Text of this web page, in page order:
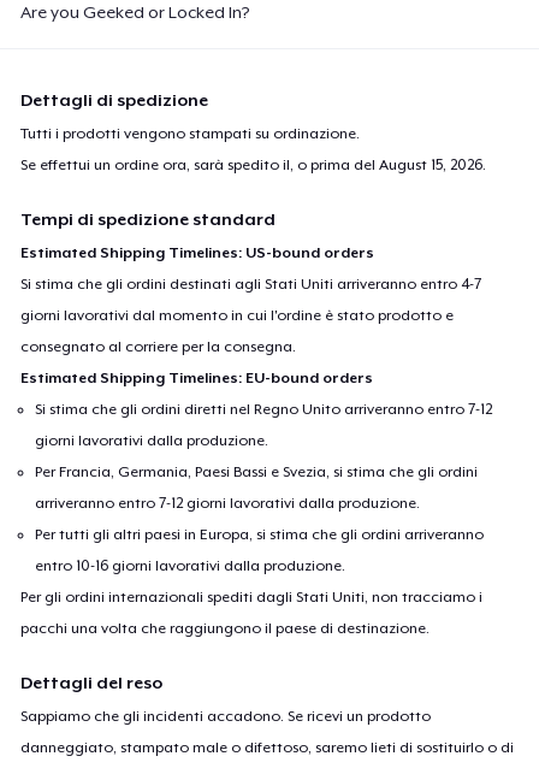
Are you Geeked or Locked In?
Dettagli di spedizione
Tutti i prodotti vengono stampati su ordinazione.
Se effettui un ordine ora, sarà spedito il, o prima delAugust 15, 2026
Tempi di spedizione standard
Estimated Shipping Timelines: US-bound orders
Si stima che gli ordini destinati agli Stati Uniti arriveranno entro 4-7
giorni lavorativi dal momento in cui l'ordine è stato prodotto e
consegnato al corriere per la consegna.
Estimated Shipping Timelines: EU-bound orders
Si stima che gli ordini diretti nel Regno Unito arriveranno entro 7-12
giorni lavorativi dalla produzione.
Per Francia, Germania, Paesi Bassi e Svezia, si stima che gli ordini
arriveranno entro 7-12 giorni lavorativi dalla produzione.
Per tutti gli altri paesi in Europa, si stima che gli ordini arriveranno
entro 10-16 giorni lavorativi dalla produzione.
Per gli ordini internazionali spediti dagli Stati Uniti, non tracciamo i
pacchi una volta che raggiungono il paese di destinazione.
Dettagli del reso
Sappiamo che gli incidenti accadono. Se ricevi un prodotto
danneggiato, stampato male o difettoso, saremo lieti di sostituirlo o di